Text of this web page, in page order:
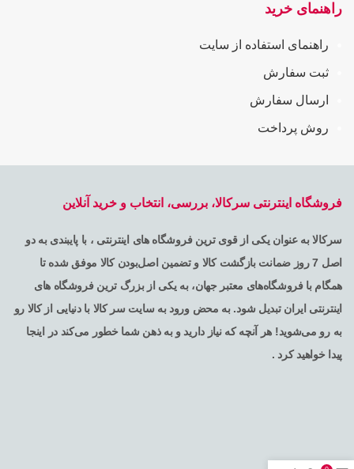
راهنمای خرید
راهنمای استفاده از سایت
ثبت سفارش
ارسال سفارش
روش پرداخت
فروشگاه اینترنتی سرکالا، بررسی، انتخاب و خرید آنلاین
سرکالا به عنوان یکی از قوی ترین فروشگاه های اینترنتی ، با پایبندی به دو
اصل 7 روز ضمانت بازگشت کالا و تضمین اصل‌بودن کالا موفق شده تا
همگام با فروشگاه‌های معتبر جهان، به یکی از بزرگ ترین فروشگاه های
اینترنتی ایران تبدیل شود. به محض ورود به سایت سر کالا با دنیایی از کالا رو
به رو می‌شوید! هر آنچه که نیاز دارید و به ذهن شما خطور می‌کند در اینجا
پیدا خواهید کرد .